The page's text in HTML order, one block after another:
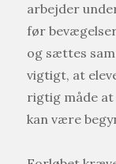
arbejder
før
og sættes
vigtigt, at
rigtig måde at
kan være